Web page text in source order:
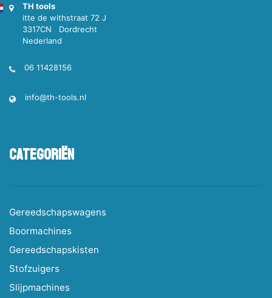
TH tools
itte de withstraat 72 J
3317CN Dordrecht
Nederland
06 11428156
info@th-tools.nl
Categoriën
Gereedschapswagens
Boormachines
Gereedschapskisten
Stofzuigers
Slijpmachines